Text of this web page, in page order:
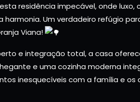
residência impecável, onde
harmonia. Um verdadeiro refúgio
Viana!
e integração total, a casa
e uma cozinha moderna
inesquecíveis com a família e os